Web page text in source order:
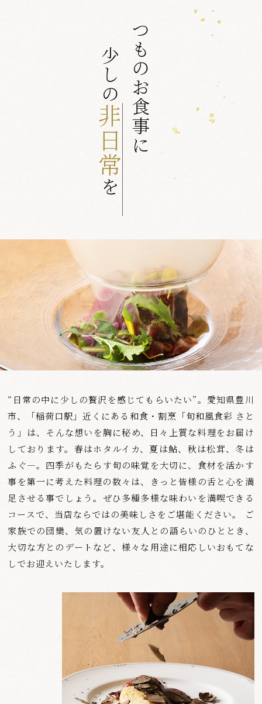
いつものお食事に
少しの
非日常
を
“日常の中に少しの贅沢を感じてもらいたい”。 愛知県豊川
市、「稲荷口駅」近くにある 和食・割烹「旬和風食彩 さと
う」は、 そんな想いを胸に秘め、
日々上質な料理をお届け
しております。 春はホタルイカ、夏は鮎、秋は松茸、冬は
ふぐ―。 四季がもたらす旬の味覚を大切に、食材を活かす
事を第一に考えた料理の数々は、きっと皆様の舌と心を満
足させる事でしょう。 ぜひ多種多様な味わいを満喫できる
コースで、 当店ならではの美味しさをご堪能ください。
ご
家族での団欒、気の置けない友人との語らいのひととき、
大切な方とのデートなど、様々な用途に相応しいおもてな
しでお迎えいたします。